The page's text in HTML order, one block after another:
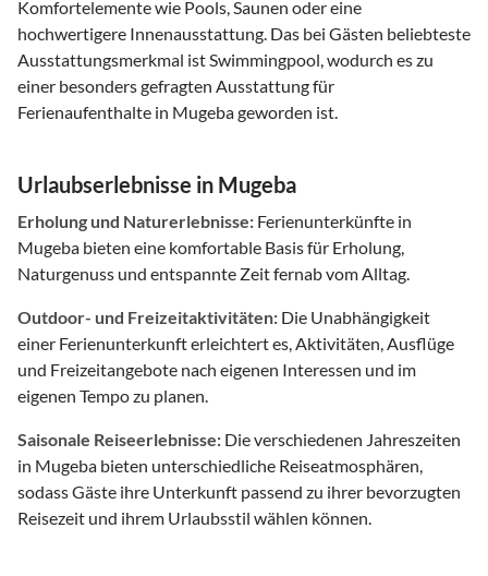
Komfortelemente wie Pools, Saunen oder eine
hochwertigere Innenausstattung. Das bei Gästen beliebteste
Ausstattungsmerkmal ist Swimmingpool, wodurch es zu
einer besonders gefragten Ausstattung für
Ferienaufenthalte in Mugeba geworden ist.
Urlaubserlebnisse in Mugeba
Erholung und Naturerlebnisse: Ferienunterkünfte in
Mugeba bieten eine komfortable Basis für Erholung,
Naturgenuss und entspannte Zeit fernab vom Alltag.
Outdoor- und Freizeitaktivitäten: Die Unabhängigkeit
einer Ferienunterkunft erleichtert es, Aktivitäten, Ausflüge
und Freizeitangebote nach eigenen Interessen und im
eigenen Tempo zu planen.
Saisonale Reiseerlebnisse: Die verschiedenen Jahreszeiten
in Mugeba bieten unterschiedliche Reiseatmosphären,
sodass Gäste ihre Unterkunft passend zu ihrer bevorzugten
Reisezeit und ihrem Urlaubsstil wählen können.